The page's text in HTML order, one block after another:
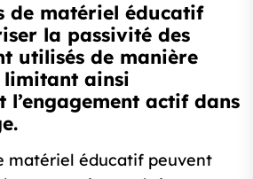
de matériel éducatif
la passivité des
utilisés de manière
ainsi
l’engagement actif dans
matériel éducatif peuvent